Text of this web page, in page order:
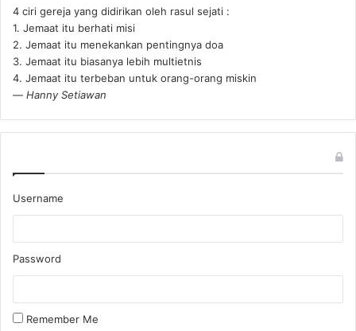
4 ciri gereja yang didirikan oleh rasul sejati :
1. Jemaat itu berhati misi
2. Jemaat itu menekankan pentingnya doa
3. Jemaat itu biasanya lebih multietnis
4. Jemaat itu terbeban untuk orang-orang miskin
— Hanny Setiawan
Username
Password
Remember Me